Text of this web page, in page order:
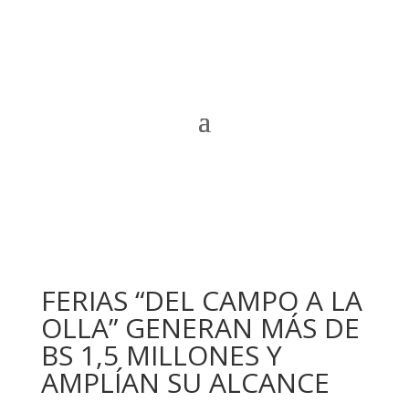
FERIAS “DEL CAMPO A LA
OLLA” GENERAN MÁS DE
BS 1,5 MILLONES Y
AMPLÍAN SU ALCANCE